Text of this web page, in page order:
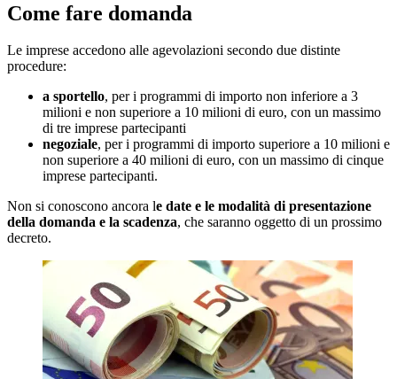
Come fare domanda
Le imprese accedono alle agevolazioni secondo due distinte
procedure:
a sportello, per i programmi di importo non inferiore a 3
milioni e non superiore a 10 milioni di euro, con un massimo
di tre imprese partecipanti
negoziale, per i programmi di importo superiore a 10 milioni e
non superiore a 40 milioni di euro, con un massimo di cinque
imprese partecipanti.
Non si conoscono ancora le date e le modalità di presentazione
della domanda e la scadenza, che saranno oggetto di un prossimo
decreto.